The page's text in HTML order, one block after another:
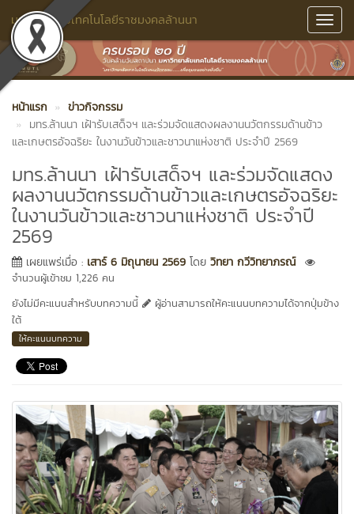
มหาวิทยาลัยเทคโนโลยีราชมงคลล้านนา
หน้าแรก
ข่าวกิจกรรม
มทร.ล้านนา เฝ้ารับเสด็จฯ และร่วมจัดแสดงผลงานนวัตกรรมด้านข้าว
และเกษตรอัจฉริยะ ในงานวันข้าวและชาวนาแห่งชาติ ประจำปี 2569
มทร.ล้านนา เฝ้ารับเสด็จฯ และร่วมจัดแสดง
ผลงานนวัตกรรมด้านข้าวและเกษตรอัจฉริยะ
ในงานวันข้าวและชาวนาแห่งชาติ ประจำปี
2569
เผยแพร่เมื่อ : เสาร์ 6 มิถุนายน 2569 โดย วิทยา กวีวิทยาภรณ์
จำนวนผู้เข้าชม 1,226 คน
ยังไม่มีคะแนนสำหรับบทความนี้
ผู้อ่านสามารถให้คะแนนบทความได้จากปุ่มข้าง
ใต้
ให้คะแนนบทความ